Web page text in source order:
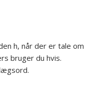
h, når der er tale om
bruger du hvis.